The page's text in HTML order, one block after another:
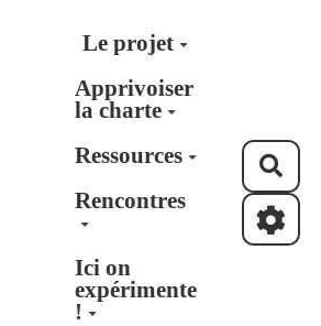
principalLe projet
Apprivoiser
la charte
Ressources
Rencontres
Ici on
expérimente
!